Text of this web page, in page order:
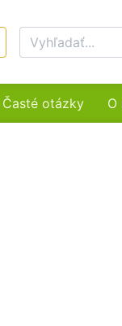
Časté otázky O